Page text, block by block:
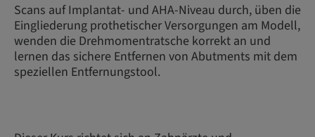
Scans auf Implantat- und AHA-Niveau durch, üben die
Eingliederung prothetischer Versorgungen am Modell,
wenden die Drehmomentratsche korrekt an und
lernen das sichere Entfernen von Abutments mit dem
speziellen Entfernungstool.